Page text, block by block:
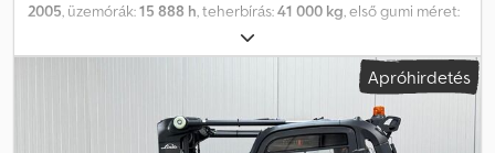
2005, üzemórák:15 888 h, teherbírás:41 000 kg, első gumi méret:
, hátsó gumiabroncs méret:
Dízel, gyártó: Terberg Cjdpow At I Tofx Ahfjha
Apróhirdetés